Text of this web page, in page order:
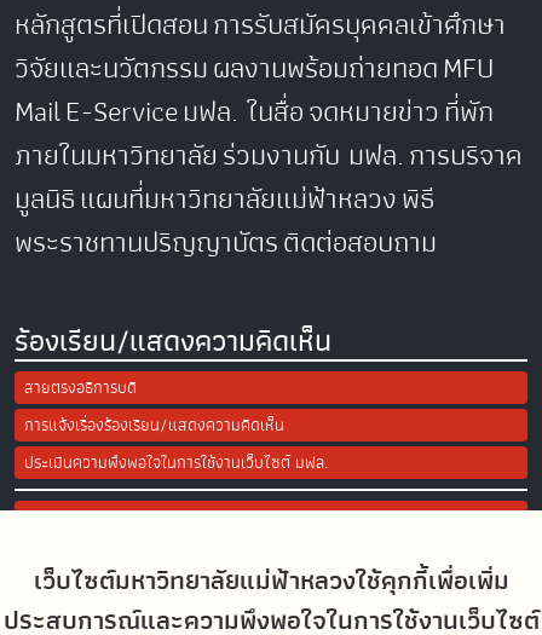
เว็บไซต์มหาวิทยาลัยแม่ฟ้าหลวงใช้คุกกี้เพื่อเพิ่ม
ประสบการณ์และความพึงพอใจในการใช้งานเว็บไซต์
หลักสูตรที่เปิดสอนการรับสมัครบุคคลเข้าศึกษา
วิจัยและนวัตกรรมผลงานพร้อมถ่ายทอดMFU
MailE-Serviceมฟล. ในสื่อจดหมายข่าวที่พัก
ภายในมหาวิทยาลัยร่วมงานกับ มฟล.การบริจาค
มูลนิธิแผนที่มหาวิทยาลัยแม่ฟ้าหลวงพิธี
พระราชทานปริญญาบัตรติดต่อสอบถาม
ร้องเรียน/แสดงความคิดเห็น
สายตรงอธิการบดี
การแจ้งเรื่องร้องเรียน/แสดงความคิดเห็น
ประเมินความพึงพอใจในการใช้งานเว็บไซต์ มฟล.
Site Map
Social Media